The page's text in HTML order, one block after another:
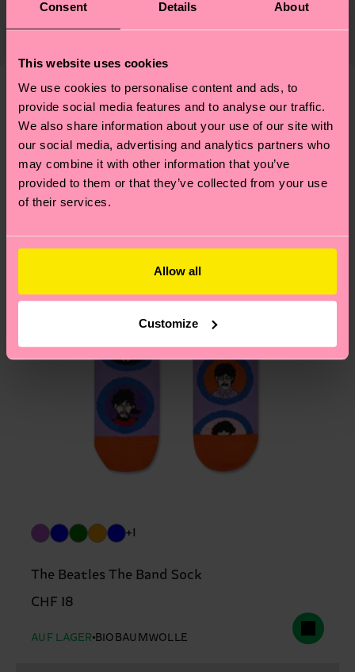
Consent Details About
This website uses cookies
We use cookies to personalise content and ads, to
provide social media features and to analyse our traffic.
We also share information about your use of our site with
our social media, advertising and analytics partners who
may combine it with other information that you’ve
provided to them or that they’ve collected from your use
of their services.
Allow all
Customize
82% Organic cotton blend, 17% Polyamide, 1%
Elastane
Weitere Informationen sowie Tipps und Tricks
findest du auf unsererNachhaltigkeitsseite.
Die Lieferzeit hängt vom Zielland der Bestellung
ab und unsere länderspezifische Versandübersicht
findest du
. Die Lieferzeit beginnt sobald
dass es sich hierbei um einen Richtwert handelt
und die genaue Lieferzeit von der lokalen Post in
deinem Land abhängt.
Du hast Fragen zu einer Retoure? In unserem
Hilfebereich im Artikel
Ähnliche muster
Special
Edition
+1
The Beatles The Band Sock
CHF 18
AUF LAGER BIOBAUMWOLLE